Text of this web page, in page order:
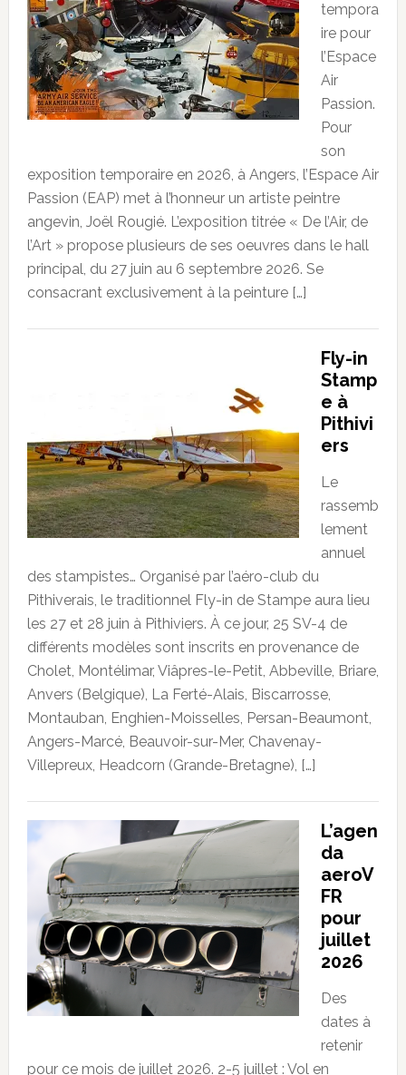
tempora
ire pour
l’Espace
Air
Passion.
Pour
son
exposition temporaire en 2026, à Angers, l’Espace Air
Passion (EAP) met à l’honneur un artiste peintre
angevin, Joël Rougié. L’exposition titrée « De l’Air, de
l’Art » propose plusieurs de ses oeuvres dans le hall
principal, du 27 juin au 6 septembre 2026. Se
consacrant exclusivement à la peinture […]
Fly-in
Stamp
e à
Pithivi
ers
Le
rassemb
lement
annuel
des stampistes… Organisé par l’aéro-club du
Pithiverais, le traditionnel Fly-in de Stampe aura lieu
les 27 et 28 juin à Pithiviers. À ce jour, 25 SV-4 de
différents modèles sont inscrits en provenance de
Cholet, Montélimar, Viâpres-le-Petit, Abbeville, Briare,
Anvers (Belgique), La Ferté-Alais, Biscarrosse,
Montauban, Enghien-Moisselles, Persan-Beaumont,
Angers-Marcé, Beauvoir-sur-Mer, Chavenay-
Villepreux, Headcorn (Grande-Bretagne), […]
L’agen
da
aeroV
FR
pour
juillet
2026
Des
dates à
retenir
pour ce mois de juillet 2026. 2-5 juillet : Vol en